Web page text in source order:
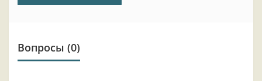
Вопросы (0)